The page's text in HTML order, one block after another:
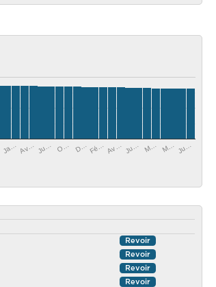
Ja… Av… Ju… O… D… Fé… Av… Ju… M… M… Ju…
Revoir
Revoir
Revoir
Revoir